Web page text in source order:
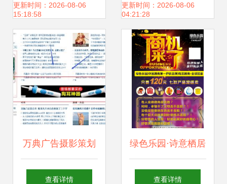
商标信息查询详解
更新时间：2026-08-06
15:18:58
富塑胶制品工厂直
销卡通行李牌与
PVC塑胶行李牌，
诚邀义乌代理商免
费拿样
更新时间：2026-08-06
04:21:28
万典广告摄影策划
机构 以镜头诠释服
查看详情
绿色乐园·诗意栖居
—— 共启自然与奢
查看详情